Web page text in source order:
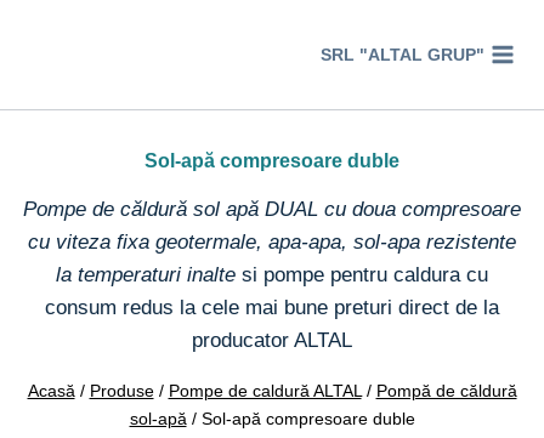
SRL "ALTAL GRUP"
Sol-apă compresoare duble
Pompe de căldură sol apă DUAL cu doua compresoare
cu viteza fixa geotermale, apa-apa, sol-apa rezistente
la temperaturi inalte si pompe pentru caldura cu
consum redus la cele mai bune preturi direct de la
producator ALTAL
Acasă / Produse / Pompe de caldură ALTAL / Pompă de căldură
sol-apă / Sol-apă compresoare duble